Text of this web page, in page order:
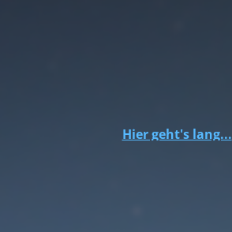
Hier geht's lang...